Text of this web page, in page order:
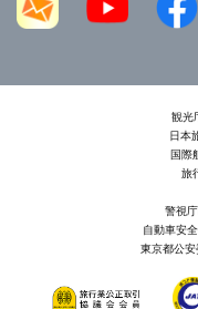
観光
日本
国際
旅
警視
自動車安
東京都公